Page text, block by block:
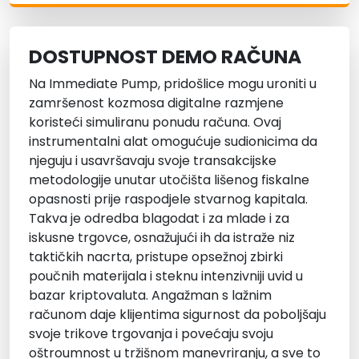
DOSTUPNOST DEMO RAČUNA
Na Immediate Pump, pridošlice mogu uroniti u
zamršenost kozmosa digitalne razmjene
koristeći simuliranu ponudu računa. Ovaj
instrumentalni alat omogućuje sudionicima da
njeguju i usavršavaju svoje transakcijske
metodologije unutar utočišta lišenog fiskalne
opasnosti prije raspodjele stvarnog kapitala.
Takva je odredba blagodat i za mlade i za
iskusne trgovce, osnažujući ih da istraže niz
taktičkih nacrta, pristupe opsežnoj zbirki
poučnih materijala i steknu intenzivniji uvid u
bazar kriptovaluta. Angažman s lažnim
računom daje klijentima sigurnost da poboljšaju
svoje trikove trgovanja i povećaju svoju
oštroumnost u tržišnom manevriranju, a sve to